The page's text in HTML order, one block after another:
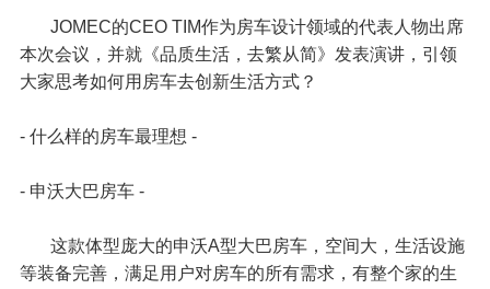
JOMEC的CEO TIM作为房车设计领域的代表人物出席
本次会议，并就《品质生活，去繁从简》发表演讲，引领
大家思考如何用房车去创新生活方式？
- 什么样的房车最理想 -
- 申沃大巴房车 -
这款体型庞大的申沃A型大巴房车，空间大，生活设施
等装备完善，满足用户对房车的所有需求，有整个家的生